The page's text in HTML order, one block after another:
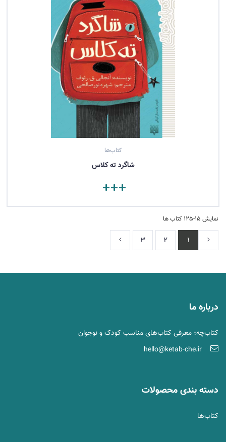
کتاب‌ها
شاگرد ته کلاس
مشاهده کتاب
نمایش 15-125 کتاب ها
1
2
3
درباره ما
کتاب‌چه؛ معرفی کتاب‌های مناسب کودک و نوجوان
hello@ketab-che.ir
دسته بندی محصولات
کتاب‌ها